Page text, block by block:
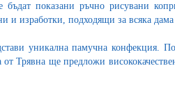
показани ръчно рисувани
и изработки, подходящи за всяка
уникална памучна конфекция.
Трявна ще предложи